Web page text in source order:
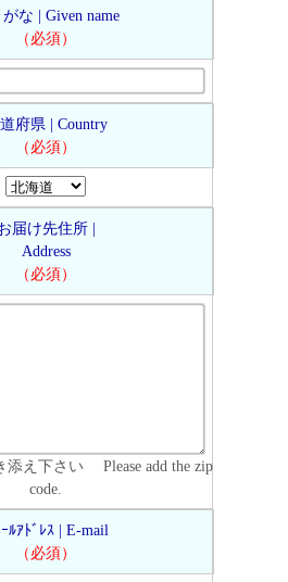
な | Given name
（必須）
府県 | Country
（必須）
届け先住所 |
Address
（必須）
添え下さい Please add the zip
code.
ﾙｱﾄﾞﾚｽ | E-mail
（必須）